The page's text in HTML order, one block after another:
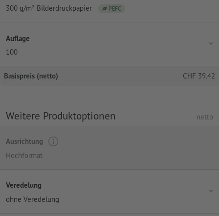
300 g/m² Bilderdruckpapier
PEFC
Auflage
100
Basispreis (netto) CHF 39.42
Weitere Produktoptionen netto
Ausrichtung
Hochformat
Veredelung
ohne Veredelung